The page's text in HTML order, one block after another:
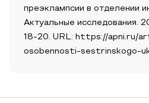
преэклампсии в отделении
Актуальные исследования.
18-20. URL: https://apni.ru/
osobennosti-sestrinskogo-